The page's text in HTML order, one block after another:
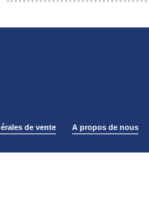
de vente A propos de nous